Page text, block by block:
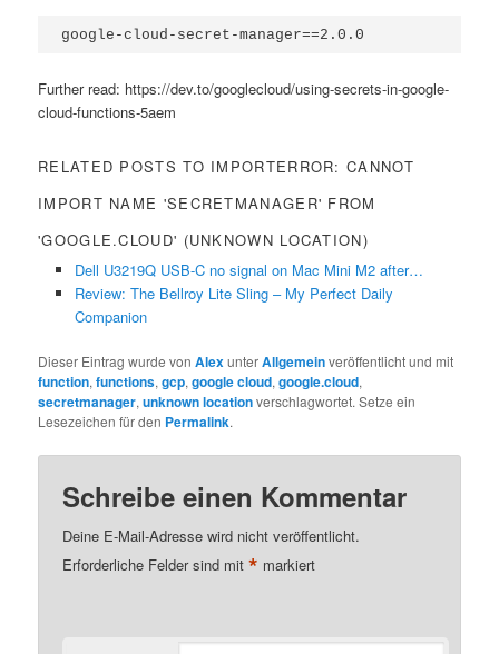
google-cloud-secret-manager==2.0.0
Further read: https://dev.to/googlecloud/using-secrets-in-google-
cloud-functions-5aem
RELATED POSTS TO IMPORTERROR: CANNOT
IMPORT NAME 'SECRETMANAGER' FROM
'GOOGLE.CLOUD' (UNKNOWN LOCATION)
Dell U3219Q USB-C no signal on Mac Mini M2 after…
Review: The Bellroy Lite Sling – My Perfect Daily
Companion
Dieser Eintrag wurde vonAlexunterAllgemeinveröffentlicht und mit
function,functions,gcp,google cloud,google.cloud,
secretmanager,unknown locationverschlagwortet. Setze ein
Lesezeichen für den Permalink.
Schreibe einen Kommentar
Deine E-Mail-Adresse wird nicht veröffentlicht.
Erforderliche Felder sind mit* markiert